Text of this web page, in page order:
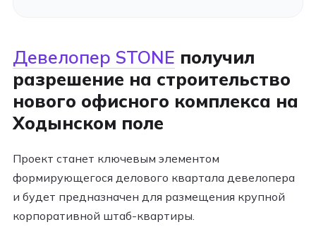
Девелопер STONE получил
разрешение на строительство
нового офисного комплекса на
Ходынском поле
Проект станет ключевым элементом
формирующегося делового квартала девелопера
и будет предназначен для размещения крупной
корпоративной штаб-квартиры.